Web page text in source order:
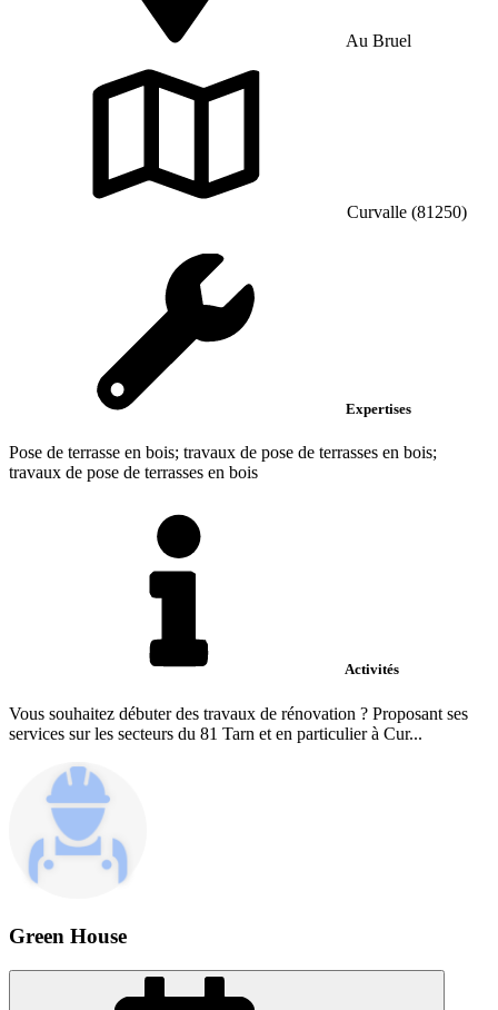
Au Bruel
Curvalle (81250)
Expertises
Pose de terrasse en bois; travaux de pose de terrasses en bois;
travaux de pose de terrasses en bois
Activités
Vous souhaitez débuter des travaux de rénovation ? Proposant ses
services sur les secteurs du 81 Tarn et en particulier à Cur...
Green House